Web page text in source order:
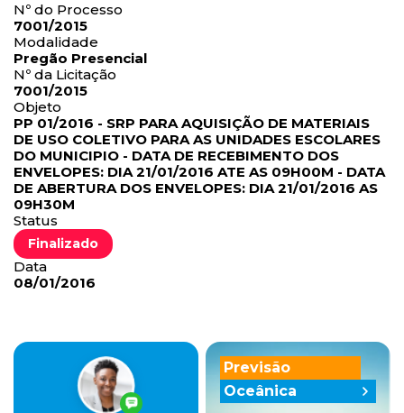
Nº do Processo
7001/2015
Modalidade
Pregão Presencial
Nº da Licitação
7001/2015
Objeto
PP 01/2016 - SRP PARA AQUISIÇÃO DE MATERIAIS
DE USO COLETIVO PARA AS UNIDADES ESCOLARES
DO MUNICIPIO - DATA DE RECEBIMENTO DOS
ENVELOPES: DIA 21/01/2016 ATE AS 09H00M - DATA
DE ABERTURA DOS ENVELOPES: DIA 21/01/2016 AS
09H30M
Status
Finalizado
Data
08/01/2016
Previsão
Oceânica